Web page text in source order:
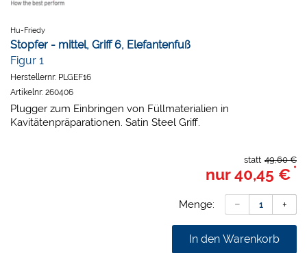
Hu-Friedy
Stopfer - mittel, Griff 6, Elefantenfuß
Figur 1
Herstellernr: PLGEF16
Artikelnr: 260406
Plugger zum Einbringen von Füllmaterialien in
Kavitätenpräparationen. Satin Steel Griff.
49,60 €
statt
nur40,45 € *
Menge:
In den Warenkorb